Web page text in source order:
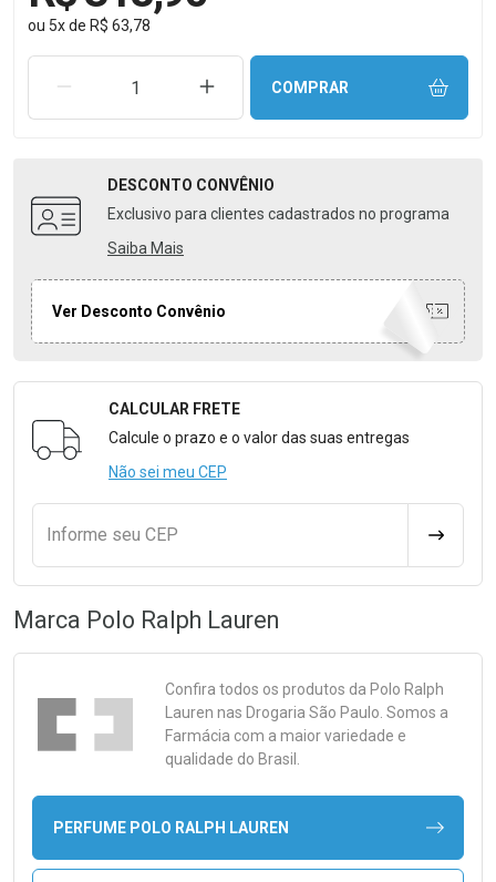
ou 5xde R$ 63,78
REMOVER UMA UNIDADEAUMENTAR UMA UNIDADE
COMPRAR
DESCONTO CONVÊNIO
Exclusivo para clientes cadastrados no programa
Saiba Mais
Ver Desconto Convênio
Formulário para Calcular o Frete
CALCULAR FRETE
Calcule o prazo e o valor das suas entregas
Não sei meu CEP
Informe seu CEP
Marca Polo Ralph Lauren
Confira todos os produtos da Polo Ralph
Lauren nas Drogaria São Paulo. Somos a
Farmácia com a maior variedade e
qualidade do Brasil.
PERFUME POLO RALPH LAUREN